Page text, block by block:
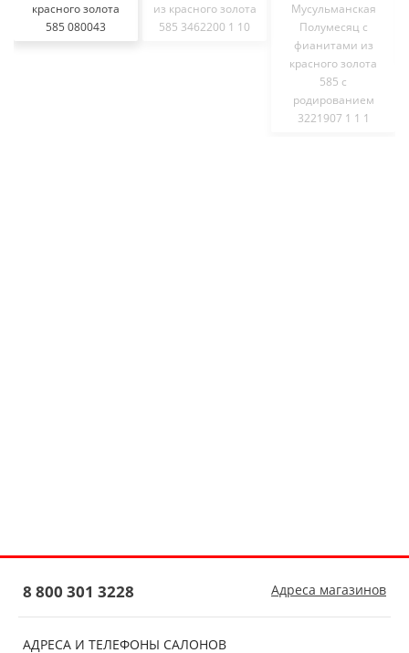
красного золота
585 080043
из красного золота
585 3462200 1 10
Мусульманская
Полумесяц с
фианитами из
красного золота
585 с
родированием
3221907 1 1 1
АДРЕСА И ТЕЛЕФОНЫ САЛОНОВ
8 800 301 3228 Адреса магазинов